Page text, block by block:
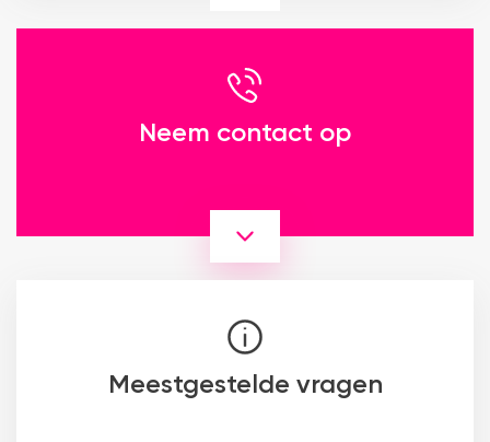
Neem contact op
Meestgestelde vragen